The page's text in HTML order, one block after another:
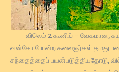
விலெம் 2 கூனிங் – வேகமான,
வன்கோ போன்ற கலைஞர்கள் தமது
சந்தைத்தைப் பயன்படுத்தியதோடு,